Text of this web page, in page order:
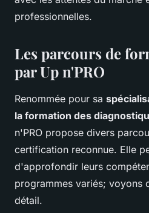
professionnelles.
Les parcours de
par Up n'PRO
Renommée pour sa
la formation des
n'PRO propose divers
certification reconnue. Elle
d'approfondir leurs
programmes variés; voyons
détail.